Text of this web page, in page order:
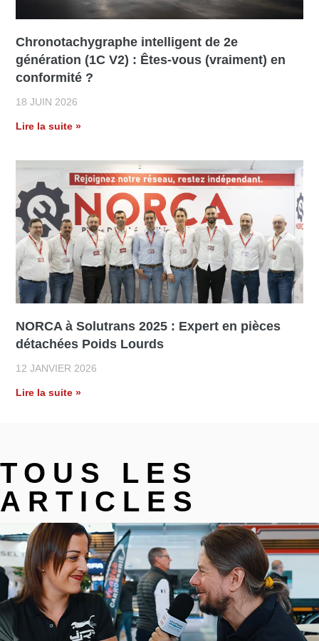
Chronotachygraphe intelligent de 2e
génération (1C V2) : Êtes-vous (vraiment) en
conformité ?​
18 JUIN 2026
Lire la suite »
NORCA à Solutrans 2025 : Expert en pièces
détachées Poids Lourds
12 JANVIER 2026
Lire la suite »
TOUS LES
ARTICLES